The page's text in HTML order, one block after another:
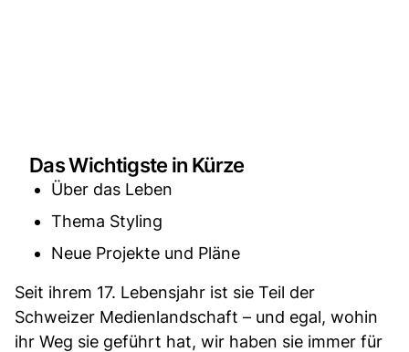
Das Wichtigste in Kürze
Über das Leben
Thema Styling
Neue Projekte und Pläne
Seit ihrem 17. Lebensjahr ist sie Teil der
Schweizer Medienlandschaft – und egal, wohin
ihr Weg sie geführt hat, wir haben sie immer für